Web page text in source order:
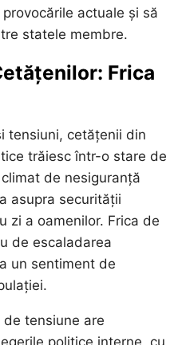
actuale și să
statele membre.
Frica
tensiuni, cetățenii din
trăiesc într-o stare de
de nesiguranță
asupra securității
zi a oamenilor. Frica de
de escaladarea
un sentiment de
tensiune are
politice interne, cu